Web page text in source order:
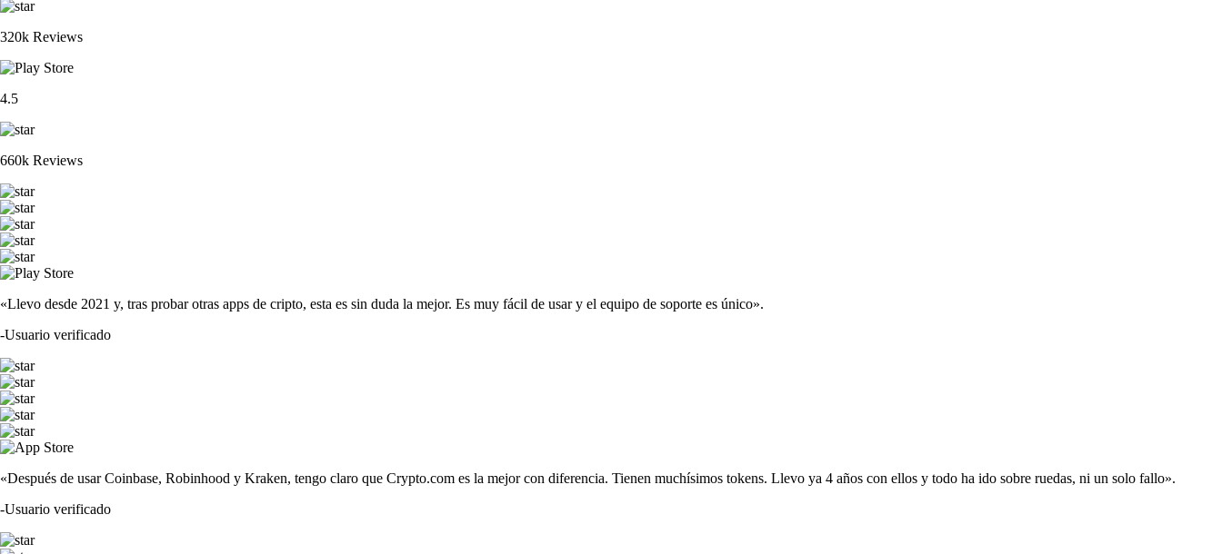
320k Reviews
4.5
660k Reviews
«Llevo desde 2021 y, tras probar otras apps de cripto, esta es sin duda la mejor. Es muy fácil de usar y el equipo de soporte es único».
-Usuario verificado
«Después de usar Coinbase, Robinhood y Kraken, tengo claro que Crypto.com es la mejor con diferencia. Tienen muchísimos tokens. Llevo ya 4 años con ellos y todo ha ido sobre ruedas, ni un solo fallo».
-Usuario verificado